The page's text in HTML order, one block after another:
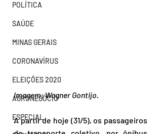
POLÍTICA
SAÚDE
MINAS GERAIS
CORONAVÍRUS
ELEIÇÕES 2020
AGRONEGÓCIO
ESPECIAL
Imagem: Wagner Gontijo.
A partir de hoje (31/5), os passageiros